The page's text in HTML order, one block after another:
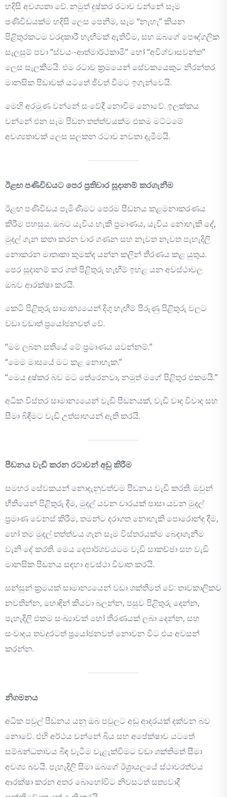
හදිසි අවශ්‍යතා වේ. නමුත් දුෂ්කර රටාව වන්නේ සෑම
පණිවිඩයක්ම හදිසි ලෙස පෙනීම, සෑම “නැහැ” කියන
පිළිතුරකටම වරදකාරී හැඟීමක් ඇතිවීම, සහ ඔබගේ පෞද්ගලික
සැලසුම් පවා “ස්වයං-ආත්මාර්ථකාමී” හෝ “අවිශ්වාසවන්ත”
ලෙස සැලකීමයි. එම රටාව ක්‍රමයෙන් සේවකයෙකුට නිරන්තර
මානසික පීඩාවක් යටතේ ජීවත් වීමට ඉගැන්වෙයි.
මෙහි අරමුණ වන්නේ සංවේදී නොවීම නොවේ. ඉලක්කය
වන්නේ එන සෑම පීඩන තත්ත්වයක්ම එකම මට්ටමේ
අවශ්‍යතාවක් ලෙස සලකන රටාව නවතා දැමීමයි.
ඊළඟ පණිවිඩයට පෙර ප්‍රතිචාර සූදානම් කරගැනීම
ඊළඟ පණිවිඩය පැමිණීමට පෙරම පීඩනය කළමනාකරණය
කිරීම පහසුය. ඔබට යැවිය හැකි ප්‍රමාණය, යැවිය නොහැකි දේ,
මුදල් ගැන කතා කරන වාර ගණන සහ නැවත නැවත පැහැදිලි
නොකරන මාතෘකා කුමක්ද යන්න කලින් තීරණය කළ යුතුය.
පෙර සූදානම් කර ගත් පිළිතුරු හැඟීම් ඉහළ යන අවස්ථාවල
ඔබව ආරක්ෂා කරයි.
කෙටි පිළිතුරු සාමාන්‍යයෙන් දිගු හැඟීම් පිරුණු පිළිතුරු වලට
වඩා වඩාත් ප්‍රයෝජනවත් වේ.
“මම ලබන සතියේ මේ ප්‍රමාණය යවන්නම්.”
“මෙම මාසයේ මට කළ නොහැක.”
“මෙය දුෂ්කර බව මට තේරෙනවා, නමුත් මගේ පිළිතුර එකමයි.”
අධික විස්තර සාමාන්‍යයෙන් වැඩි පීඩනයක්, වැඩි වාද විවාද සහ
සීමා බිඳීමට වැඩි උත්සාහයන් ඇති කරයි.
පීඩනය වැඩි කරන රටාවන් අඩු කිරීම
සමහර සේවකයන් නොදැනුවත්වම පීඩනය වැඩි කරති. ඔවුන්
භීතියෙන් පිළිතුරු දීම, මුදල් යවන වාරයක් පාසා යවන මුදල්
ප්‍රමාණ වෙනස් කිරීම, තමන්ට දරාගත නොහැකි පොරොන්දු දීම,
හෝ තම මුදල් තත්ත්වය ගැන සෑම විස්තරයක්ම බෙදාගැනීම
වැනි දේ කරති. මෙය දෙපාර්ශවයටම වැඩි සාකච්ඡා සහ වැඩි
මානසික පීඩනය සඳහා අවස්ථා විවෘත කරයි.
සන්සුන් ක්‍රමයක් සාමාන්‍යයෙන් වඩා ශක්තිමත් වේ: තාවකාලිකව
නවතින්න, හොඳින් කියවා බලන්න, පසුව පිළිතුරු දෙන්න,
පැහැදිලි එකම සංඛ්‍යාවක් හෝ තීරණයක් ලබා දෙන්න, සහ
සංවාදය තවදුරටත් ප්‍රයෝජනවත් නොවන විට එය අවසන්
කරන්න.
නිගමනය
අධික පවුල් පීඩනය යනු ඔබ පවුලට අඩු ආදරයක් දක්වන බව
නොවේ. එහි අර්ථය වන්නේ බිය සහ අපේක්ෂාව යටතේ
සම්බන්ධතාවය බිඳ වැටීම වැළැක්වීමට වඩා ශක්තිමත් සීමා
අවශ්‍ය බවයි. පැහැදිලි සීමා ඔබගේ ඊශ්‍රායලයේ ස්ථාවරත්වය
ආරක්ෂා කරන අතර බොහෝවිට නිවසටත් සත්‍යවාදී